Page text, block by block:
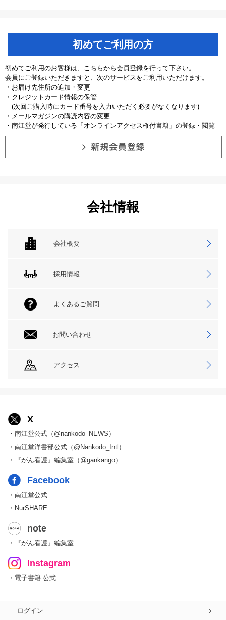
初めてご利用の方
初めてご利用のお客様は、こちらから会員登録を行って下さい。
会員にご登録いただきますと、次のサービスをご利用いただけます。
・お届け先住所の追加・変更
・クレジットカード情報の保管
(次回ご購入時にカード番号を入力いただく必要がなくなります)
・メールマガジンの購読内容の変更
・南江堂が発行している「オンラインアクセス権付書籍」の登録・閲覧
会社情報
会社概要
採用情報
よくあるご質問
お問い合わせ
アクセス
X
・南江堂公式（@nankodo_NEWS）
・南江堂洋書部公式（@Nankodo_Intl）
・『がん看護』編集室（@gankango）
Facebook
・南江堂公式
・NurSHARE
note
・『がん看護』編集室
Instagram
・電子書籍 公式
ログイン